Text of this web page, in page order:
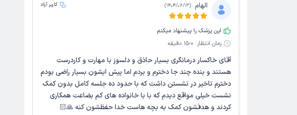
الهام (
1404/06/13
) کاربر آزاد
این پزشک را پیشنهاد میکنم
زمان انتظار: 0-15 دقیقه
آقای خاکسار درمانگری بسیار حاذق و دلسوز با مهارت و کاردرست
هستند و بنده چند جا دخترم و بردم اما پیش ایشون بسیار راضی بودم
دخترم تاخیر در نشستن داشت که با حدود ده جلسه کامل بدون کمک
نشست خیلی مواقع دیدم که با با خانواده های کم بضاعت همکاری
کردند و هدفشون کمک به بچه هاست خدا حفظشون کنه 🙏🏻